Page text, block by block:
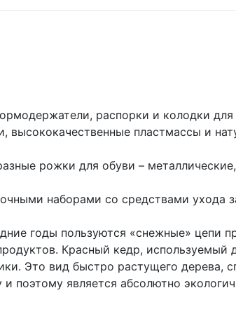
распорки и колодки
высококачественные пластмассы и
рожки для обуви –
наборами со средствами ухода
годы пользуются «снежные» цепи
Красный кедр, используемый
Это вид быстро растущего дерева,
поэтому является абсолютно